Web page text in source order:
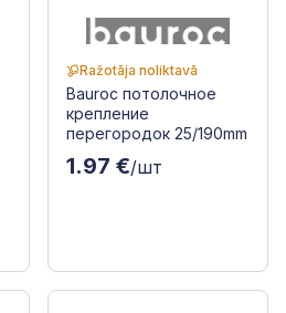
Ražotāja noliktavā
Bauroc потолочное
крепление
перегородок 25/190mm
1.97 €/шт